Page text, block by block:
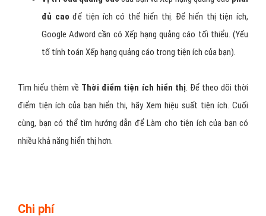
đủ cao để tiện ích có thể hiển thị. Để hiển thị tiện ích,
Google Adword cần có Xếp hạng quảng cáo tối thiểu. (Yếu
tố tính toán Xếp hạng quảng cáo trong tiện ích của bạn).
Tìm hiểu thêm về Thời điểm tiện ích hiển thị. Để theo dõi thời
điểm tiện ích của bạn hiển thị, hãy Xem hiệu suất tiện ích. Cuối
cùng, bạn có thể tìm hướng dẫn để Làm cho tiện ích của bạn có
nhiều khả năng hiển thị hơn.
Chi phí